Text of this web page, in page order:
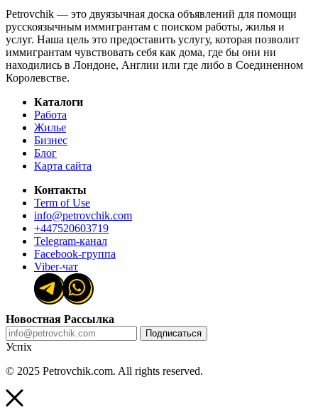
Petrovchik — это двуязычная доска объявлений для помощи
русскоязычным иммигрантам с поиском работы, жилья и
услуг. Наша цель это предоставить услугу, которая позволит
иммигрантам чувствовать себя как дома, где бы они ни
находились в Лондоне, Англии или где либо в Соединенном
Королевстве.
Каталоги
Работа
Жилье
Бизнес
Блог
Карта сайта
Контакты
Term of Use
info@petrovchik.com
+447520603719
Telegram-канал
Facebook-группа
Viber-чат
Новостная Рассылка
Подписаться
Успіх
© 2025 Petrovchik.com. All rights reserved.